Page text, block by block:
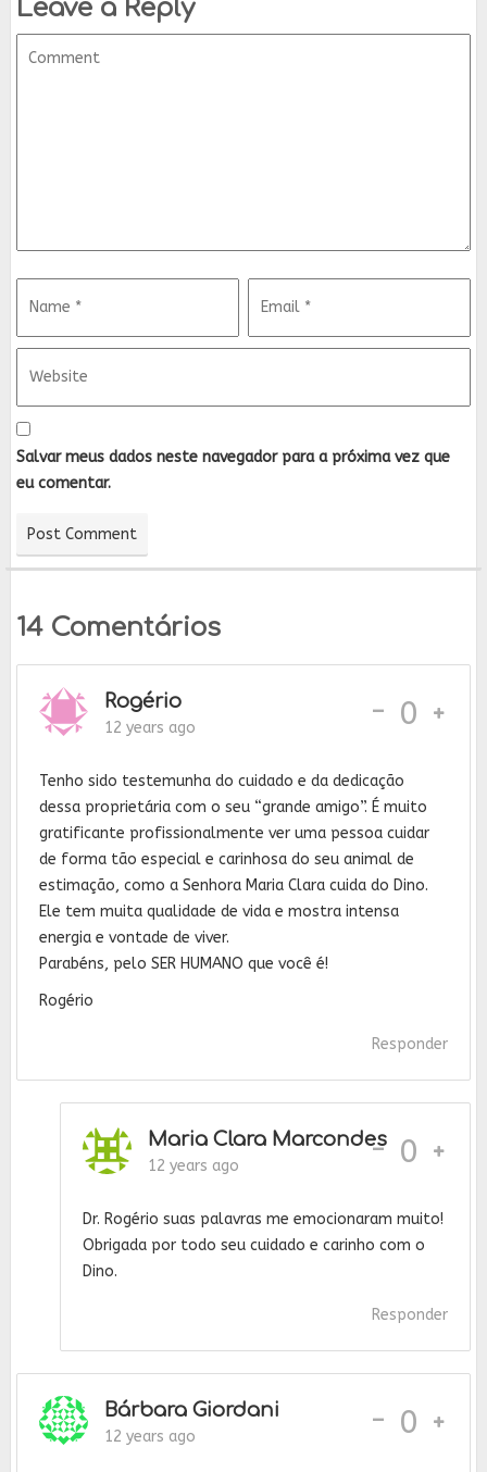
Leave a Reply
Salvar meus dados neste navegador para a próxima vez que
eu comentar.
14 Comentários
Rogério
12 years ago - 0
Tenho sido testemunha do cuidado e da dedicação
dessa proprietária com o seu “grande amigo”. É muito
gratificante profissionalmente ver uma pessoa cuidar
de forma tão especial e carinhosa do seu animal de
estimação, como a Senhora Maria Clara cuida do Dino.
Ele tem muita qualidade de vida e mostra intensa
energia e vontade de viver.
Parabéns, pelo SER HUMANO que você é!
Rogério
Responder
Maria Clara Marcondes
12 years ago - 0
Dr. Rogério suas palavras me emocionaram muito!
Obrigada por todo seu cuidado e carinho com o
Dino.
Responder
Bárbara Giordani
12 years ago - 0